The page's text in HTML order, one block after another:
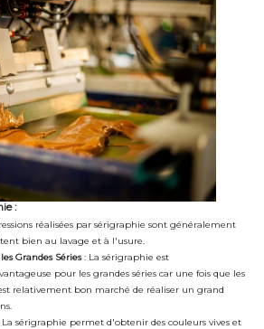
:
réalisées par sérigraphie sont généralement
bien au lavage et à l'usure.
Grandes Séries: La sérigraphie est
pour les grandes séries car une fois que les
relativement bon marché de réaliser un grand
sérigraphie permet d'obtenir des couleurs vives et